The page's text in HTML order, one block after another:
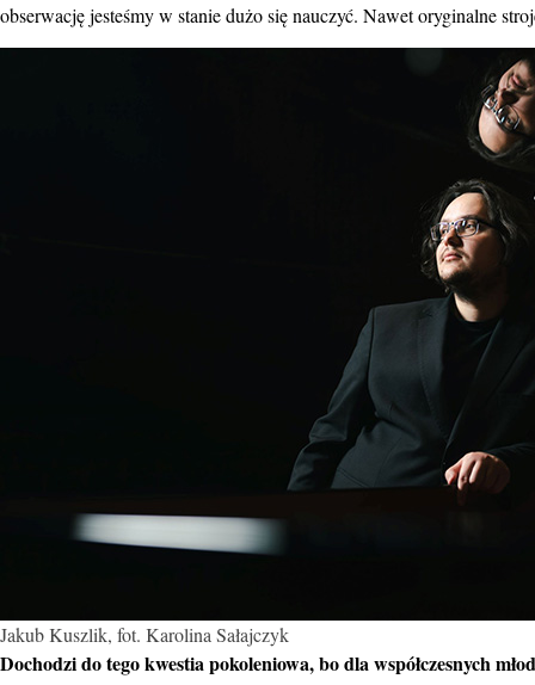
obserwację jesteśmy w stanie dużo się nauczyć. Nawet oryginalne
Jakub Kuszlik, fot. Karolina Sałajczyk
Dochodzi do tego kwestia pokoleniowa, bo dla współczesnych